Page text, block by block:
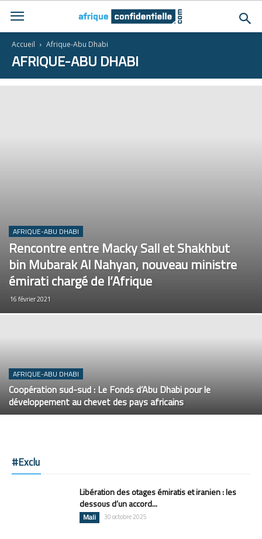
Accueil Afrique-Abu Dhabi
AFRIQUE-ABU DHABI
AFRIQUE-ABU DHABI
Rencontre entre Macky Sall et Shakhbut
bin Mubarak Al Nahyan, nouveau ministre
émirati chargé de l’Afrique
16 février 2021
AFRIQUE-ABU DHABI
Coopération sud-sud : Le Fonds d’Abu Dhabi pour le
développement au chevet des pays africains
#Exclu
Libération des otages émiratis et iranien : les
dessous d’un accord...
Mali 30 octobre 2025